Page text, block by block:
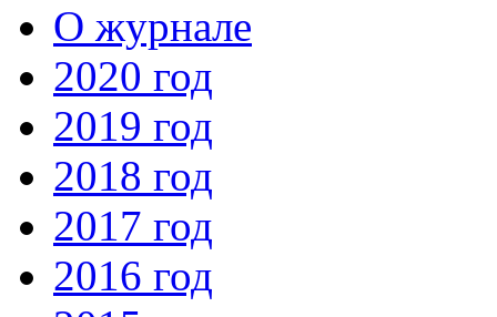
О журнале
2020 год
2019 год
2018 год
2017 год
2016 год